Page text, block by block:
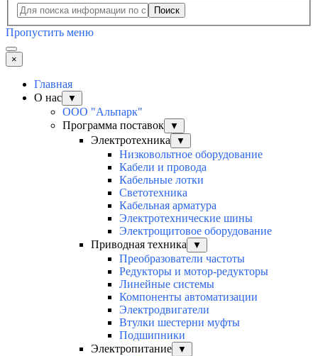
Поиск
Пропустить меню
×
Главная
О нас
▼
ООО "Альпарк"
Программа поставок
▼
Электротехника ▼
Низковольтное оборудование
Кабели и провода
Кабельные лотки
Светотехника
Кабельная арматура
Электротехнические шины
Электрощитовое оборудование
Приводная техника
▼
Преобразователи частоты
Редукторы и мотор-редукторы
Линейные системы
Компоненты автоматизации
Электродвигатели
Втулки шестерни муфты
Подшипники
Электропитание
▼